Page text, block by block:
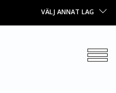
VÄLJ ANNAT LAG